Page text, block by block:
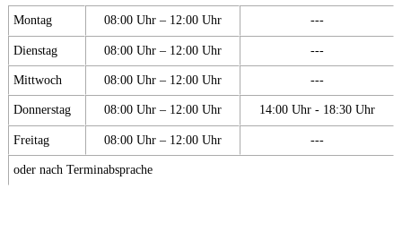
Montag 08:00 Uhr – 12:00 Uhr ---
Dienstag 08:00 Uhr – 12:00 Uhr ---
Mittwoch 08:00 Uhr – 12:00 Uhr ---
Donnerstag 08:00 Uhr – 12:00 Uhr 14:00 Uhr - 18:30 Uhr
Freitag 08:00 Uhr – 12:00 Uhr ---
oder nach Terminabsprache